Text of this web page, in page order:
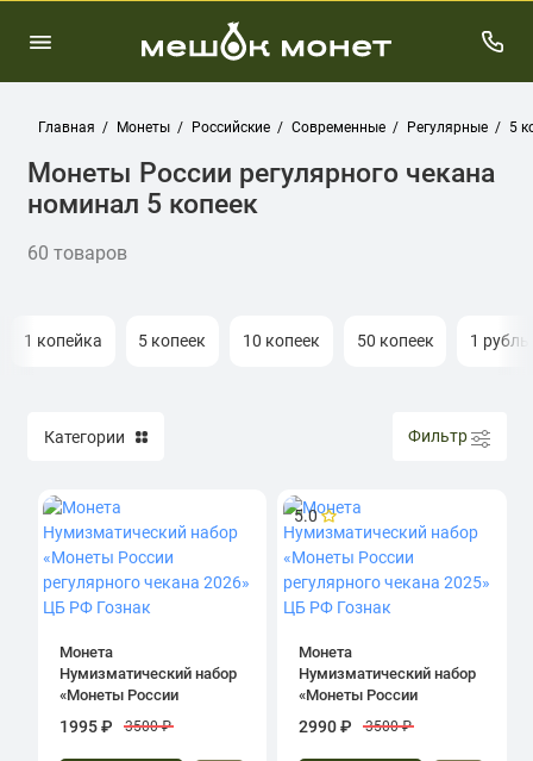
Главная Монеты Российские Современные Регулярные 5
Монеты России регулярного чекана
номинал 5 копеек
60 товаров
1 копейка 5 копеек 10 копеек 50 копеек 1 рубль
Категории Фильтр
Монета
Нумизматический набор
«Монеты России
ЦБ РФ Гознак
1995 ₽ 3500 ₽
5.0
Монета
Нумизматический набор
«Монеты России
ЦБ РФ Гознак
2990 ₽ 3500 ₽